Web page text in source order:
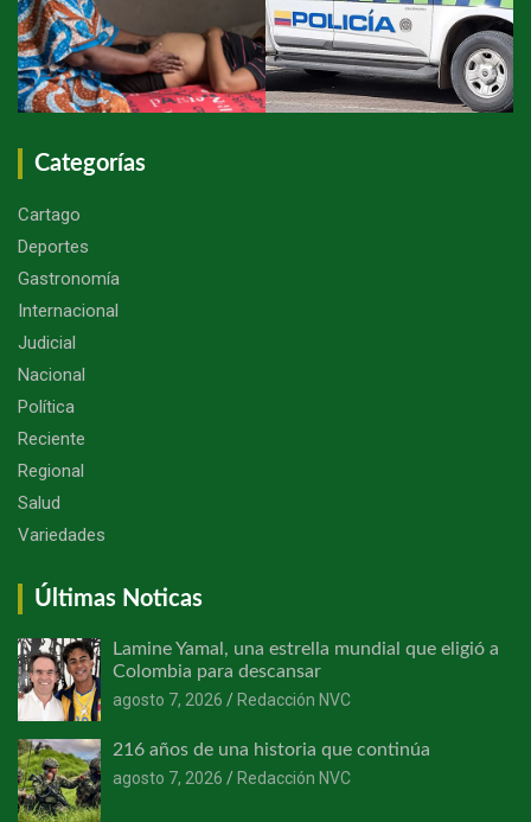
Categorías
Cartago
Deportes
Gastronomía
Internacional
Judicial
Nacional
Política
Reciente
Regional
Salud
Variedades
Últimas Noticas
Lamine Yamal, una estrella mundial que eligió a
Colombia para descansar
agosto 7, 2026
Redacción NVC
216 años de una historia que continúa
agosto 7, 2026
Redacción NVC